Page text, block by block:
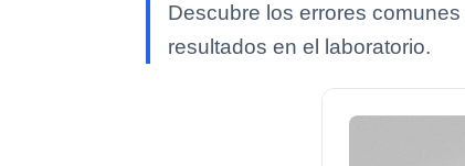
Descubre los errores
resultados en el laboratorio.